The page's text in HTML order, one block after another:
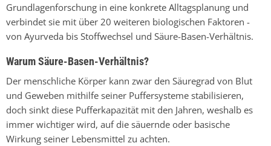
Grundlagenforschung in eine konkrete Alltagsplanung und
verbindet sie mit über 20 weiteren biologischen Faktoren -
von Ayurveda bis Stoffwechsel und Säure-Basen-Verhältnis.
Warum Säure-Basen-Verhältnis?
Der menschliche Körper kann zwar den Säuregrad von Blut
und Geweben mithilfe seiner Puffersysteme stabilisieren,
doch sinkt diese Pufferkapazität mit den Jahren, weshalb es
immer wichtiger wird, auf die säuernde oder basische
Wirkung seiner Lebensmittel zu achten.